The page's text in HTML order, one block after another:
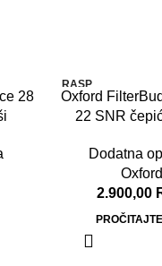
28
RASP
RODA
TO
Oxford
22 SNR
Dodatna
Oxford
2.900,00